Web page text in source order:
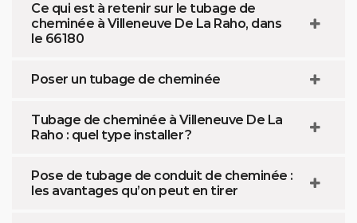
Ce qui est à retenir sur le tubage de
cheminée à Villeneuve De La Raho, dans
le 66180
Poser un tubage de cheminée
Tubage de cheminée à Villeneuve De La
Raho : quel type installer ?
Pose de tubage de conduit de cheminée :
les avantages qu’on peut en tirer